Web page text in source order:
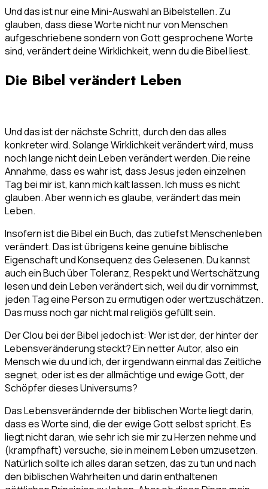
Und das ist nur eine Mini-Auswahl an Bibelstellen. Zu
glauben, dass diese Worte nicht nur von Menschen
aufgeschriebene sondern von Gott gesprochene Worte
sind, verändert deine Wirklichkeit, wenn du die Bibel liest.
Die Bibel verändert Leben
Und das ist der nächste Schritt, durch den das alles
konkreter wird. Solange Wirklichkeit verändert wird, muss
noch lange nicht dein Leben verändert werden. Die reine
Annahme, dass es wahr ist, dass Jesus jeden einzelnen
Tag bei mir ist, kann mich kalt lassen. Ich muss es nicht
glauben. Aber wenn ich es glaube, verändert das mein
Leben.
Insofern ist die Bibel ein Buch, das zutiefst Menschenleben
verändert. Das ist übrigens keine genuine biblische
Eigenschaft und Konsequenz des Gelesenen. Du kannst
auch ein Buch über Toleranz, Respekt und Wertschätzung
lesen und dein Leben verändert sich, weil du dir vornimmst,
jeden Tag eine Person zu ermutigen oder wertzuschätzen.
Das muss noch gar nicht mal religiös gefüllt sein.
Der Clou bei der Bibel jedoch ist: Wer ist der, der hinter der
Lebensveränderung steckt? Ein netter Autor, also ein
Mensch wie du und ich, der irgendwann einmal das Zeitliche
segnet, oder ist es der allmächtige und ewige Gott, der
Schöpfer dieses Universums?
Das Lebensverändernde der biblischen Worte liegt darin,
dass es Worte sind, die der ewige Gott selbst spricht. Es
liegt nicht daran, wie sehr ich sie mir zu Herzen nehme und
(krampfhaft) versuche, sie in meinem Leben umzusetzen.
Natürlich sollte ich alles daran setzen, das zu tun und nach
den biblischen Wahrheiten und darin enthaltenen